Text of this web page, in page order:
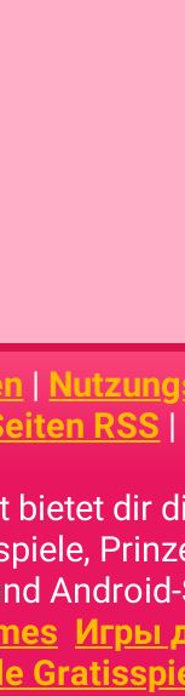
|
RSS |
bietet dir
Игры